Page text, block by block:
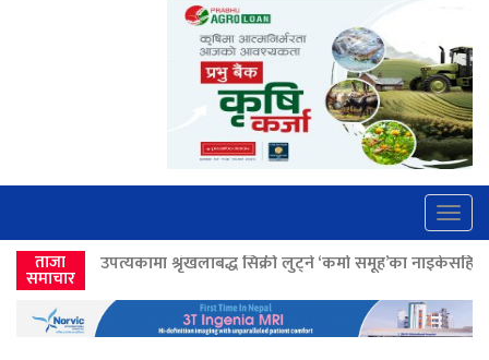
ताजा
समाचार
श्रृंखलाबद्ध सिक्री लुट्ने ‘कर्मा समूह’का नाइकेसहित पाँच पक्राउ >>